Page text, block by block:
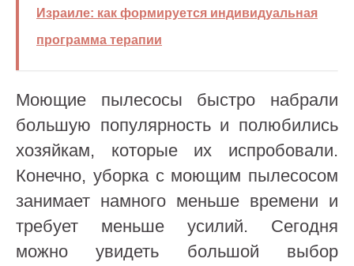
Израиле: как формируется индивидуальная
программа терапии
Моющие пылесосы быстро набрали
большую популярность и полюбились
хозяйкам, которые их испробовали.
Конечно, уборка с моющим пылесосом
занимает намного меньше времени и
требует меньше усилий. Сегодня
можно увидеть большой выбор